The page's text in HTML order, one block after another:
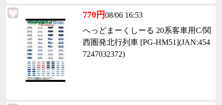
770円08/06 16:53
へっどまーくしーる 20系客車用C/関
西圏発北行列車 [PG-HM51](JAN:454
7247032372)